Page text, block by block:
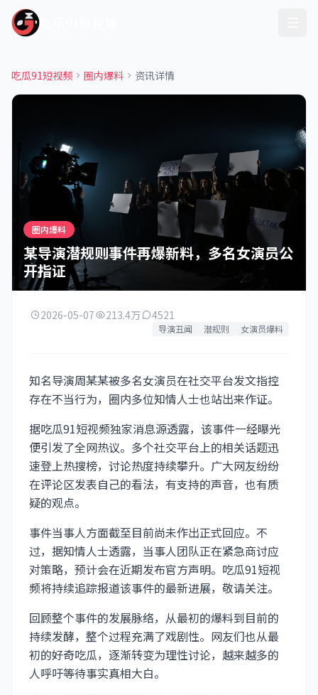
吃瓜91短视频 圈内爆料 资讯详情
圈内爆料
某导演潜规则事件再爆新料，多名女演员公
开指证
2026-05-07 213.4万 4521
导演丑闻 潜规则 女演员爆料
知名导演周某某被多名女演员在社交平台发文指控
存在不当行为，圈内多位知情人士也站出来作证。
据吃瓜91短视频独家消息源透露，该事件一经曝光
便引发了全网热议。多个社交平台上的相关话题迅
速登上热搜榜，讨论热度持续攀升。广大网友纷纷
在评论区发表自己的看法，有支持的声音，也有质
疑的观点。
事件当事人方面截至目前尚未作出正式回应。不
过，据知情人士透露，当事人团队正在紧急商讨应
对策略，预计会在近期发布官方声明。吃瓜91短视
频将持续追踪报道该事件的最新进展，敬请关注。
回顾整个事件的发展脉络，从最初的爆料到目前的
持续发酵，整个过程充满了戏剧性。网友们也从最
初的好奇吃瓜，逐渐转变为理性讨论，越来越多的
人呼吁等待事实真相大白。